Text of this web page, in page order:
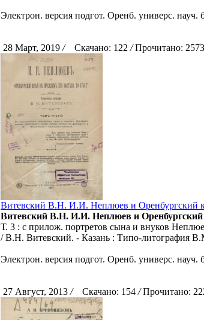
Электрон. версия подгот. Оренб. универс.
28 Март, 2019 /Скачано: 122 /Прочитано: 2573
Витевский В.Н. И.И. Неплюев и Оренбургский
Витевский В.Н. И.И. Неплюев и Оренбургский
Т. 3 : с прилож. портретов сына и внуков
/ В.Н. Витевский. - Казань : Типо-литография
Электрон. версия подгот. Оренб. универс.
27 Август, 2013/Скачано: 154/Прочитано: